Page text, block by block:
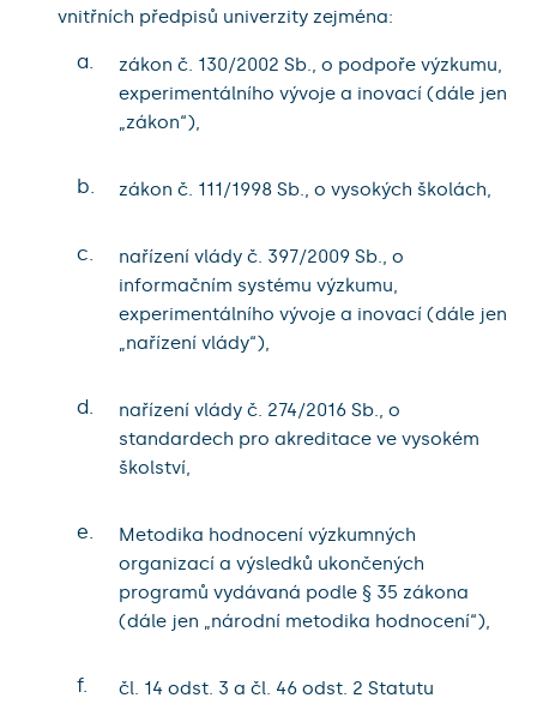
vnitřních předpisů univerzity zejména:
a.
zákon č. 130/2002 Sb., o podpoře výzkumu,
experimentálního vývoje a inovací (dále jen
„zákon“),
b. zákon č. 111/1998 Sb., o vysokých školách,
c.
nařízení vlády č. 397/2009 Sb., o
informačním systému výzkumu,
experimentálního vývoje a inovací (dále jen
„nařízení vlády“),
d.
nařízení vlády č. 274/2016 Sb., o
standardech pro akreditace ve vysokém
školství,
e.
Metodika hodnocení výzkumných
organizací a výsledků ukončených
programů vydávaná podle § 35 zákona
(dále jen „národní metodika hodnocení“),
f.
čl. 14 odst. 3 a čl. 46 odst. 2 Statutu